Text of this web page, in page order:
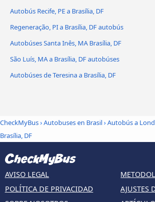
Autobús Recife, PE a Brasília, DF
Regeneração, PI a Brasília, DF autobús
Autobúses Santa Inês, MA Brasília, DF
São Luís, MA a Brasília, DF autobúses
Autobúses de Teresina a Brasília, DF
CheckMyBus›Autobuses en Brasil›Autobús a
Brasília, DF
AVISO LEGAL
POLÍTICA DE PRIVACIDAD
AJUSTES